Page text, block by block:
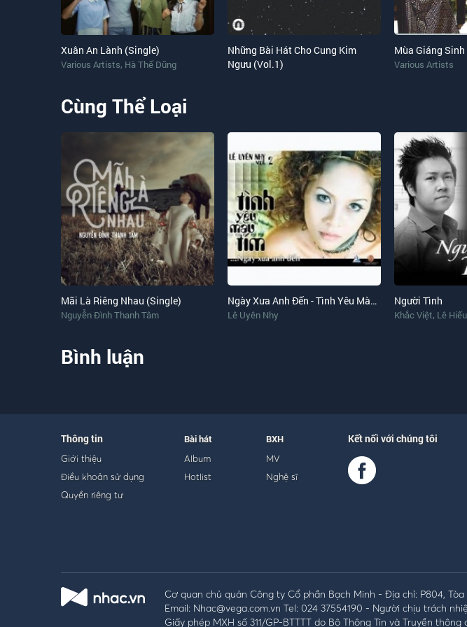
Xuân An Lành (Single)
Various Artists, Hà Thế Dũng
Những Bài Hát Cho Cung Kim
Ngưu (Vol.1)
Mùa Giáng Sinh
Various Artists
Cùng Thể Loại
Mãi Là Riêng Nhau (Single)
Nguyễn Đình Thanh Tâm
Ngày Xưa Anh Đến - Tình Yêu Màu Tím
Lê Uyên Nhy
Người Tình
Khắc Việt, Lê Hiếu
Bình luận
Thông tin
Giới thiệu
Điều khoản sử dụng
Quyền riêng tư
Bài hát
Album
Hotlist
BXH
MV
Nghệ sĩ
Kết nối với chúng tôi
Cơ quan chủ quản Công ty Cổ phần Bạch Minh - Địa chỉ: P804,
Email: Nhac@vega.com.vn Tel: 024 37554190 - Người chịu trách
Giấy phép MXH số 311/GP-BTTTT do Bộ Thông Tin và Truyền